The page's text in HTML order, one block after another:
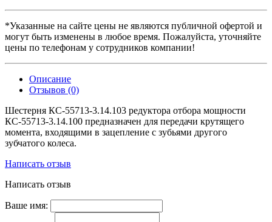
*Указанные на сайте цены не являются публичной офертой и
могут быть изменены в любое время. Пожалуйста, уточняйте
цены по телефонам у сотрудников компании!
Описание
Отзывов (0)
Шестерня КС-55713-3.14.103 редуктора отбора мощности
КС-55713-3.14.100 предназначен для передачи крутящего
момента, входящими в зацепление с зубьями другого
зубчатого колеса.
Написать отзыв
Написать отзыв
Ваше имя: